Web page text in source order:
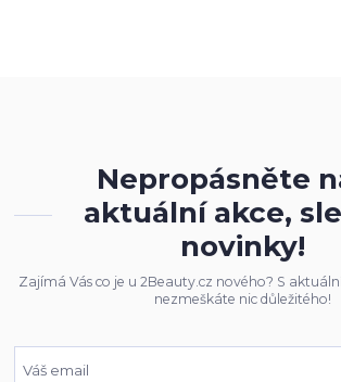
Nepropásněte
aktuální akce,
novinky!
Zajímá Vás co je u 2Beauty.cz nového? S
nezmeškáte nic důležitého!